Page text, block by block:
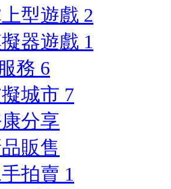
型遊戲 2
器遊戲 1
務 6
城市 7
分享
販售
拍賣 1